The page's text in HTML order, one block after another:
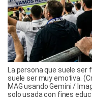
La persona que suele ser
suele ser muy emotiva.
MAG usando Gemini /
solo usada con fines